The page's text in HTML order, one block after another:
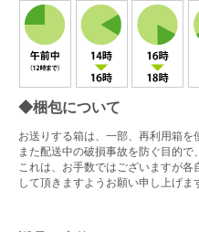
◆梱包について
お送りする箱は、一部、再利用箱を
また配送中の破損事故を防ぐ目的で
これは、お手数ではございますが
して頂きますようお願い申し上げま